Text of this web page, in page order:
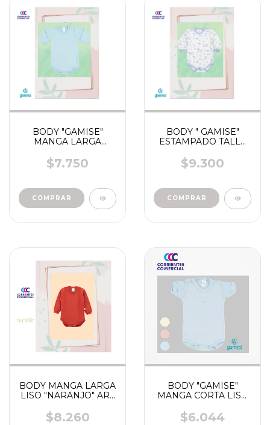
BODY "GAMISE"
MANGA LARGA
00 - 7 ART 640- 641
$7.750
COMPRAR
BODY " GAMISE"
ESTAMPADO TALLE
$9.300
COMPRAR
BODY MANGA LARGA
LISO "NARANJO" ART
$8.260
BODY "GAMISE"
MANGA CORTA LISO
350
$6.044